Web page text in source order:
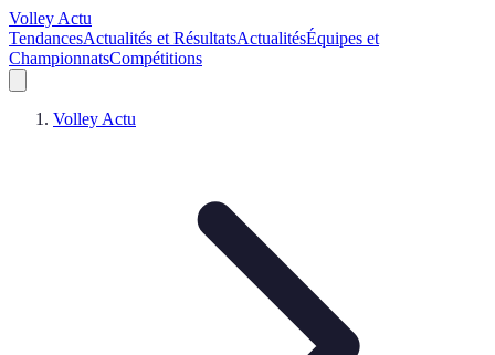
Volley Actu
TendancesActualités et RésultatsActualitésÉquipes et
ChampionnatsCompétitions
Volley Actu